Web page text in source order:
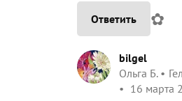
Ответить ✿
bilgel
Ольга Б.
16 марта